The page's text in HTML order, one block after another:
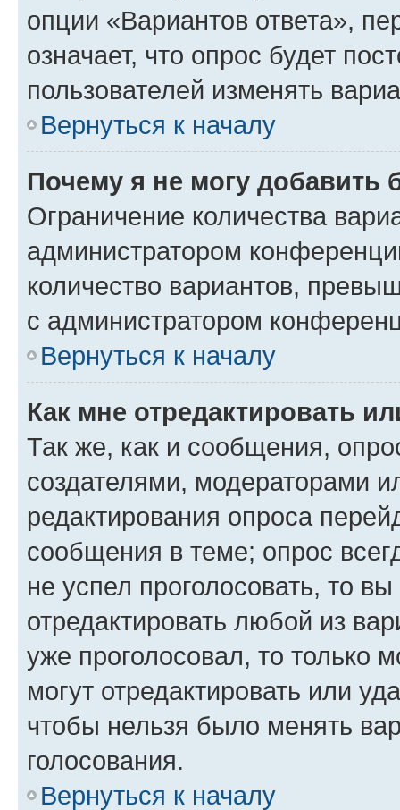
опции «Вариантов ответа»,
означает, что опрос будет
пользователей изменять
Вернуться к началу
Почему я не могу добавить
Ограничение количества
администратором
количество вариантов,
с администратором
Вернуться к началу
Как мне отредактировать
Так же, как и сообщения,
создателями, модераторами
редактирования опроса
сообщения в теме; опрос
не успел проголосовать, то
отредактировать любой из
уже проголосовал, то только
могут отредактировать или
чтобы нельзя было менять
голосования.
Вернуться к началу